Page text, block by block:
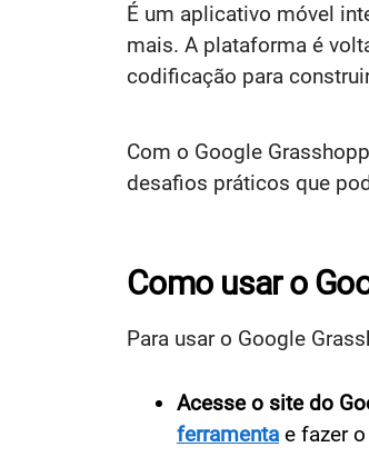
É um aplicativo móvel
mais. A plataforma é
codificação para
Com o Google
desafios práticos que
Como usar o
Para usar o Google
Acesse o site do
ferramenta e fazer